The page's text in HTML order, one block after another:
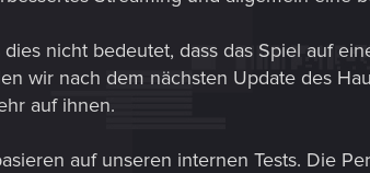
nicht bedeutet, dass das Spiel auf
wir nach dem nächsten Update des
auf ihnen.
auf unseren internen Tests. Die